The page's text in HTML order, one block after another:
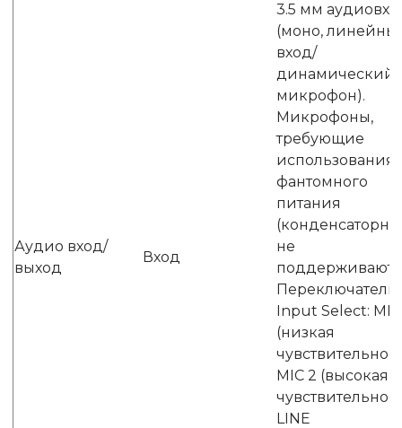
Аудио вход/
выход
Вход
3.5 мм
(моно,
вход/
динамический
микрофон).
Микрофоны,
требующие
использования
фантомного
питания
не
Переключатель
Input Select: MIC
(низкая
MIC 2 (высокая
LINE